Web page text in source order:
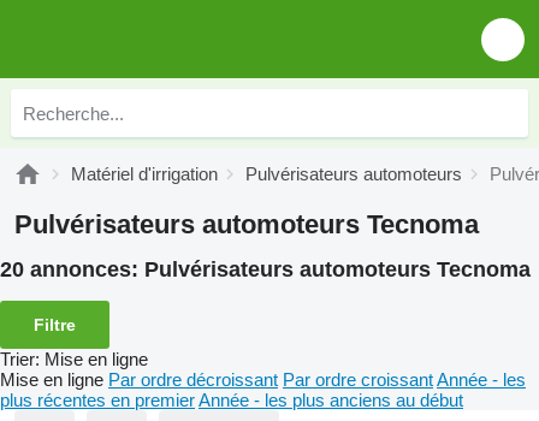
Matériel d'irrigation Pulvérisateurs automoteurs
Pulvérisateurs automoteurs Tecnoma
20 annonces: Pulvérisateurs automoteurs Tecnoma
Filtre
Trier: Mise en ligne
Mise en ligne Par ordre décroissant Par ordre croissantAnnée - les
plus récentes en premierAnnée - les plus anciens au début